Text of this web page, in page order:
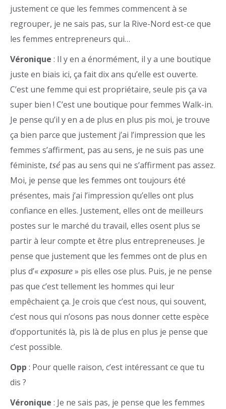
justement ce que les femmes commencent à se
regrouper, je ne sais pas, sur la Rive-Nord est-ce que
les femmes entrepreneurs qui…
Véronique : Il y en a énormément, il y a une boutique
juste en biais ici, ça fait dix ans qu’elle est ouverte.
C’est une femme qui est propriétaire, seule pis ça va
super bien ! C’est une boutique pour femmes Walk-in.
Je pense qu’il y en a de plus en plus pis moi, je trouve
ça bien parce que justement j’ai l’impression que les
femmes s’affirment, pas au sens, je ne suis pas une
féministe, tsé pas au sens qui ne s’affirment pas assez.
Moi, je pense que les femmes ont toujours été
présentes, mais j’ai l’impression qu’elles ont plus
confiance en elles. Justement, elles ont de meilleurs
postes sur le marché du travail, elles osent plus se
partir à leur compte et être plus entrepreneuses. Je
pense que justement que les femmes ont de plus en
plus d’« exposure » pis elles ose plus. Puis, je ne pense
pas que c’est tellement les hommes qui leur
empêchaient ça. Je crois que c’est nous, qui souvent,
c’est nous qui n’osons pas nous donner cette espèce
d’opportunités là, pis là de plus en plus je pense que
c’est possible.
Opp : Pour quelle raison, c’est intéressant ce que tu
dis ?
Véronique : Je ne sais pas, je pense que les femmes